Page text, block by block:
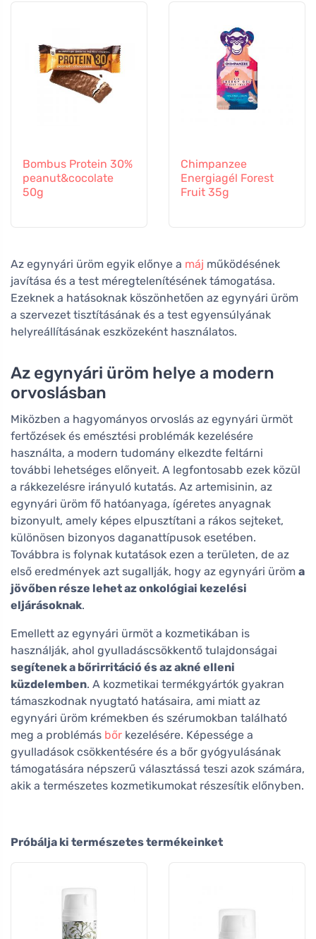
Bombus Protein 30%
peanut&cocolate
50g
Chimpanzee
Energiagél Forest
Fruit 35g
Az egynyári üröm egyik előnye a máj működésének
javítása és a test méregtelenítésének támogatása.
Ezeknek a hatásoknak köszönhetően az egynyári üröm
a szervezet tisztításának és a test egyensúlyának
helyreállításának eszközeként használatos.
Az egynyári üröm helye a modern
orvoslásban
Miközben a hagyományos orvoslás az egynyári ürmöt
fertőzések és emésztési problémák kezelésére
használta, a modern tudomány elkezdte feltárni
további lehetséges előnyeit. A legfontosabb ezek közül
a rákkezelésre irányuló kutatás. Az artemisinin, az
egynyári üröm fő hatóanyaga, ígéretes anyagnak
bizonyult, amely képes elpusztítani a rákos sejteket,
különösen bizonyos daganattípusok esetében.
Továbbra is folynak kutatások ezen a területen, de az
első eredmények azt sugallják, hogy az egynyári üröm a
jövőben része lehet az onkológiai kezelési
eljárásoknak.
Emellett az egynyári ürmöt a kozmetikában is
használják, ahol gyulladáscsökkentő tulajdonságai
segítenek a bőrirritáció és az akné elleni
küzdelemben. A kozmetikai termékgyártók gyakran
támaszkodnak nyugtató hatásaira, ami miatt az
egynyári üröm krémekben és szérumokban található
meg a problémás bőr kezelésére. Képessége a
gyulladások csökkentésére és a bőr gyógyulásának
támogatására népszerű választássá teszi azok számára,
akik a természetes kozmetikumokat részesítik előnyben.
Próbálja ki természetes termékeinket